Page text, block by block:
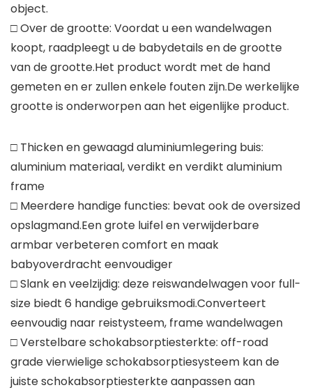
object.
□ Over de grootte: Voordat u een wandelwagen
koopt, raadpleegt u de babydetails en de grootte
van de grootte.Het product wordt met de hand
gemeten en er zullen enkele fouten zijn.De werkelijke
grootte is onderworpen aan het eigenlijke product.
□ Thicken en gewaagd aluminiumlegering buis:
aluminium materiaal, verdikt en verdikt aluminium
frame
□ Meerdere handige functies: bevat ook de oversized
opslagmand.Een grote luifel en verwijderbare
armbar verbeteren comfort en maak
babyoverdracht eenvoudiger
□ Slank en veelzijdig: deze reiswandelwagen voor full-
size biedt 6 handige gebruiksmodi.Converteert
eenvoudig naar reistysteem, frame wandelwagen
□ Verstelbare schokabsorptiesterkte: off-road
grade vierwielige schokabsorptiesysteem kan de
juiste schokabsorptiesterkte aanpassen aan